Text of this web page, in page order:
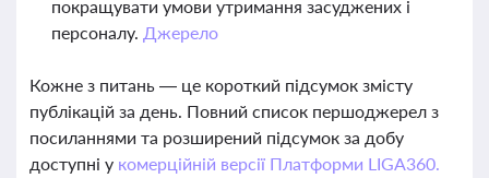
покращувати умови утримання засуджених і
персоналу. Джерело
Кожне з питань — це короткий підсумок змісту
публікацій за день. Повний список першоджерел з
посиланнями та розширений підсумок за добу
доступні у комерційній версії Платформи LIGA360.